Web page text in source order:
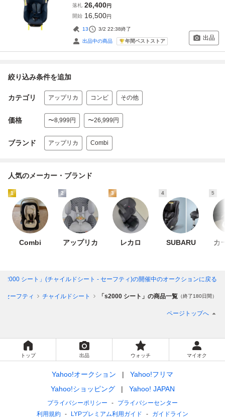
落札 26,400円
開始 16,500円
13 3/2 22:38終了
出品中の商品 年間ベストストア 出品
絞り込み条件を追加
カテゴリ アップリカ コンビ その他
価格 〜8,999円 〜26,999円
ブランド アップリカ Combi
人気のメーカー・ブランド
1
Combi
2
アップリカ
3
レカロ
4
SUBARU
5
カ
s2000 シート」(チャイルドシート - セーフティ)の開催中のオークションに戻る
セーフティ チャイルドシート 「s2000 シート」の商品一覧 （終了180日間）
ページトップへ
トップ 出品 ウォッチ マイオク
Yahoo!オークション
Yahoo!フリマ
Yahoo!ショッピング
Yahoo! JAPAN
プライバシーポリシー
プライバシーセンター
利用規約
LYPプレミアム利用ガイド ガイドライン